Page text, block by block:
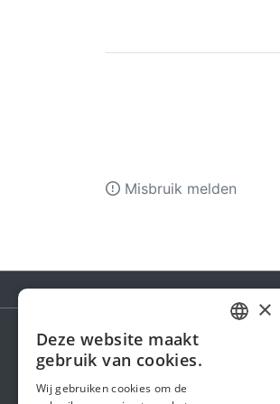
Misbruik melden
Steunactie
Over ons
×
Deze website maakt
gebruik van cookies.
Wij gebruiken cookies om de